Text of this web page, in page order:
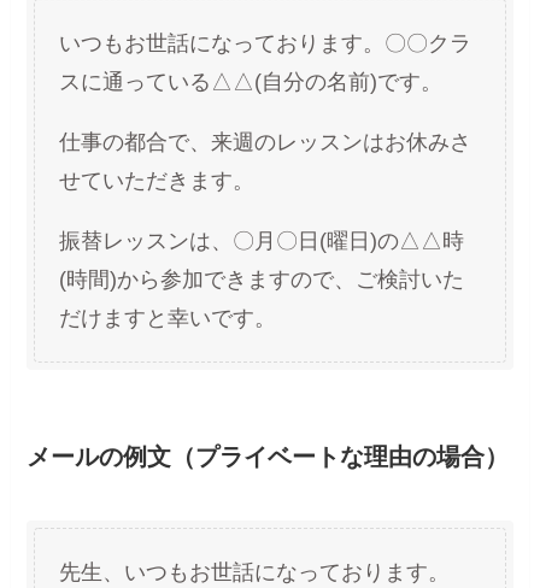
いつもお世話になっております。〇〇クラ
スに通っている△△(自分の名前)です。
仕事の都合で、来週のレッスンはお休みさ
せていただきます。
振替レッスンは、〇月〇日(曜日)の△△時
(時間)から参加できますので、ご検討いた
だけますと幸いです。
メールの例文（プライベートな理由の場合）
先生、いつもお世話になっております。